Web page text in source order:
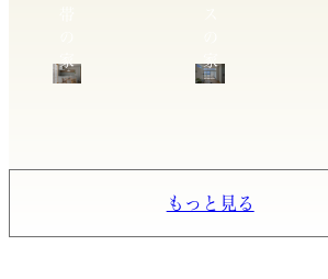
家
家
もっと見る